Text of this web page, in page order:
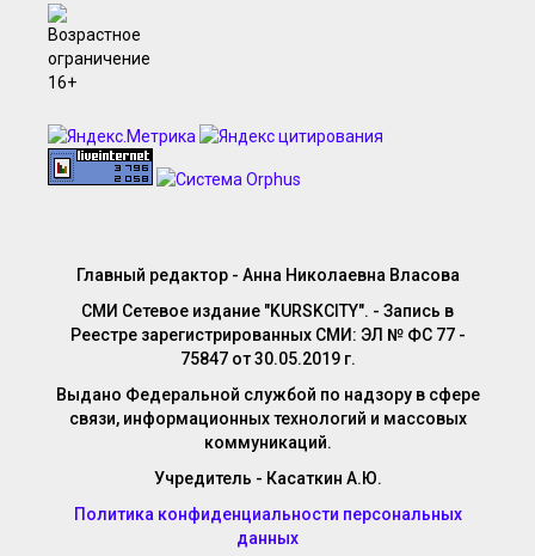
Главный редактор - Анна Николаевна Власова
СМИ Сетевое издание "KURSKCITY". - Запись в
Реестре зарегистрированных СМИ: ЭЛ № ФС 77 -
75847 от 30.05.2019 г.
Выдано Федеральной службой по надзору в сфере
связи, информационных технологий и массовых
коммуникаций.
Учредитель - Касаткин А.Ю.
Политика конфиденциальности персональных
данных